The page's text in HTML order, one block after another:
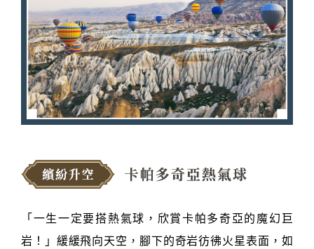
「一生一定要搭熱氣球，欣賞卡帕多奇亞的魔幻巨
岩！」緩緩飛向天空，腳下的奇岩彷彿火星表面，如